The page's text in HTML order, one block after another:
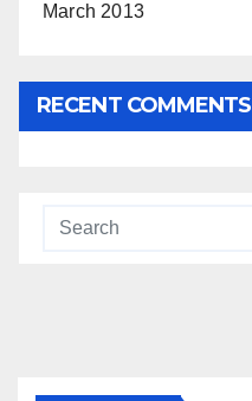
March 2013
RECENT COMMENTS